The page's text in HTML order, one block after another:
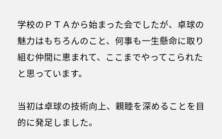
学校のＰＴＡから始まった会でしたが、卓球の
魅力はもちろんのこと、何事も一生懸命に取り
組む仲間に恵まれて、ここまでやってこられた
と思っています。
当初は卓球の技術向上、親睦を深めることを目
的に発足しました。